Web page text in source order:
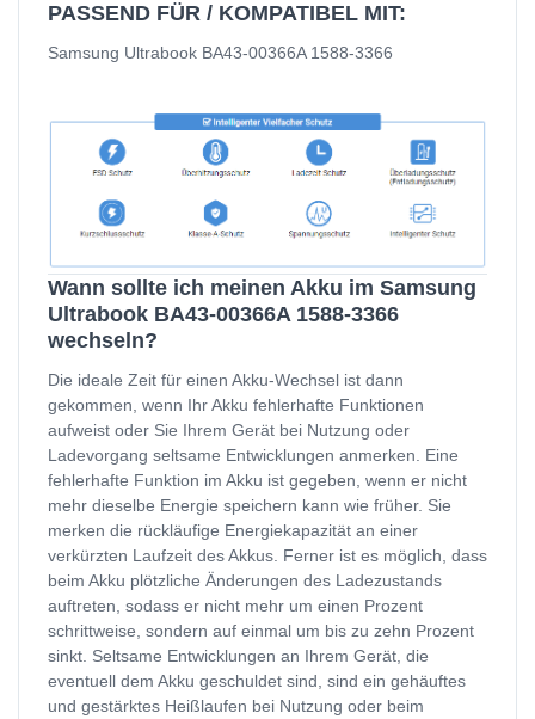
PASSEND FÜR / KOMPATIBEL MIT:
Samsung Ultrabook BA43-00366A 1588-3366
Wann sollte ich meinen Akku im Samsung
Ultrabook BA43-00366A 1588-3366
wechseln?
Die ideale Zeit für einen Akku-Wechsel ist dann
gekommen, wenn Ihr Akku fehlerhafte Funktionen
aufweist oder Sie Ihrem Gerät bei Nutzung oder
Ladevorgang seltsame Entwicklungen anmerken. Eine
fehlerhafte Funktion im Akku ist gegeben, wenn er nicht
mehr dieselbe Energie speichern kann wie früher. Sie
merken die rückläufige Energiekapazität an einer
verkürzten Laufzeit des Akkus. Ferner ist es möglich, dass
beim Akku plötzliche Änderungen des Ladezustands
auftreten, sodass er nicht mehr um einen Prozent
schrittweise, sondern auf einmal um bis zu zehn Prozent
sinkt. Seltsame Entwicklungen an Ihrem Gerät, die
eventuell dem Akku geschuldet sind, sind ein gehäuftes
und gestärktes Heißlaufen bei Nutzung oder beim